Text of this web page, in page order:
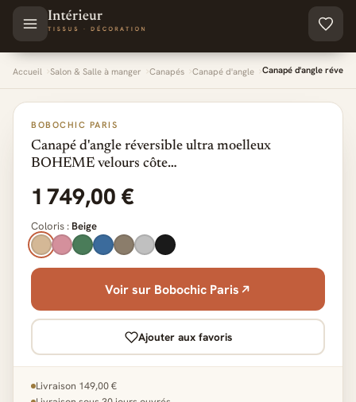
Aller au contenu principal
Accueil Salon & Salle à manger Canapés Canapé d'angle Canapé d'angle
BOBOCHIC PARIS
Canapé d'angle réversible ultra moelleux
BOHEME velours côte…
1 749,00 €
Coloris : Beige
Voir sur Bobochic Paris
Ajouter aux favoris
Livraison 149,00 €